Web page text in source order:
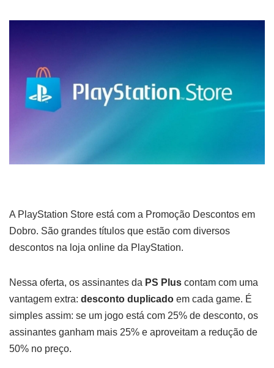
A PlayStation Store está com a Promoção Descontos em
Dobro. São grandes títulos que estão com diversos
descontos na loja online da PlayStation.
Nessa oferta, os assinantes da PS Plus contam com uma
vantagem extra: desconto duplicado em cada game. É
simples assim: se um jogo está com 25% de desconto, os
assinantes ganham mais 25% e aproveitam a redução de
50% no preço.